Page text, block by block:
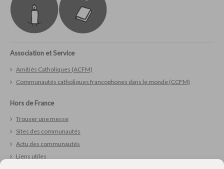
Association et Service
Amitiés Catholiques (ACFM)
Communautés catholiques francophones dans le monde (CCFM)
Hors de France
Trouver une messe
Sites des communautés
Actu des communautés
Liens utiles